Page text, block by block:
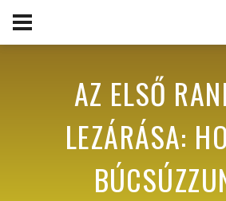
AZ ELSŐ
LEZÁRÁSA: